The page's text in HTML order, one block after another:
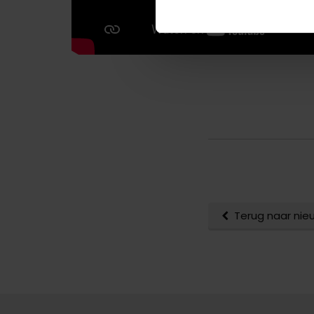
Terug naar